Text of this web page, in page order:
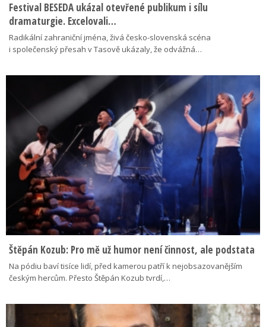
Festival BESEDA ukázal otevřené publikum i sílu
dramaturgie. Excelovali…
Radikální zahraniční jména, živá česko-slovenská scéna
i společenský přesah v Tasově ukázaly, že odvážná…
Štěpán Kozub: Pro mě už humor není činnost, ale podstata
Na pódiu baví tisíce lidí, před kamerou patří k nejobsazovanějším
českým hercům. Přesto Štěpán Kozub tvrdí,…